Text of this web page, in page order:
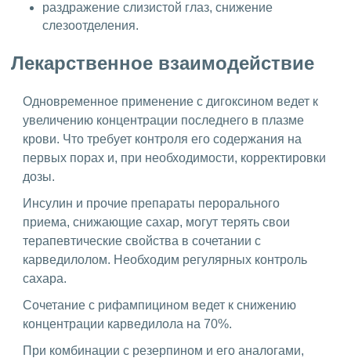
раздражение слизистой глаз, снижение
слезоотделения.
Лекарственное взаимодействие
Одновременное применение с дигоксином ведет к
увеличению концентрации последнего в плазме
крови. Что требует контроля его содержания на
первых порах и, при необходимости, корректировки
дозы.
Инсулин и прочие препараты перорального
приема, снижающие сахар, могут терять свои
терапевтические свойства в сочетании с
карведилолом. Необходим регулярных контроль
сахара.
Сочетание с рифампицином ведет к снижению
концентрации карведилола на 70%.
При комбинации с резерпином и его аналогами,